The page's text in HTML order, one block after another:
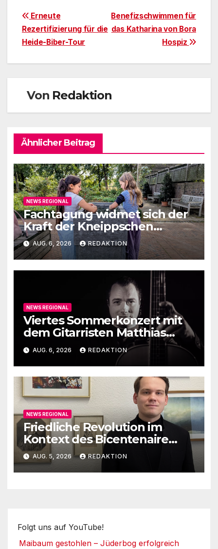
Beitragsnavigation
Benefizschwimmen für
das Katharina von Bora
Hospiz
Erneute
Rezertifizierung für die
Heide-Biber-Tour
Von Redaktion
Ähnlicher Beitrag
NEWS REGIONAL
Fachtagung widmet sich der
Kraft der Kneippschen
Elemente
AUG. 6, 2026 REDAKTION
NEWS REGIONAL
Viertes Sommerkonzert mit
dem Gitarristen Matthias
Ehrig
AUG. 6, 2026 REDAKTION
NEWS REGIONAL
Friedliche Revolution im
Kontext des Bicentenaire
1789-1989
AUG. 5, 2026 REDAKTION
Folgt uns auf YouTube!
Maibaum gestohlen – Jüderbog erfolgreich